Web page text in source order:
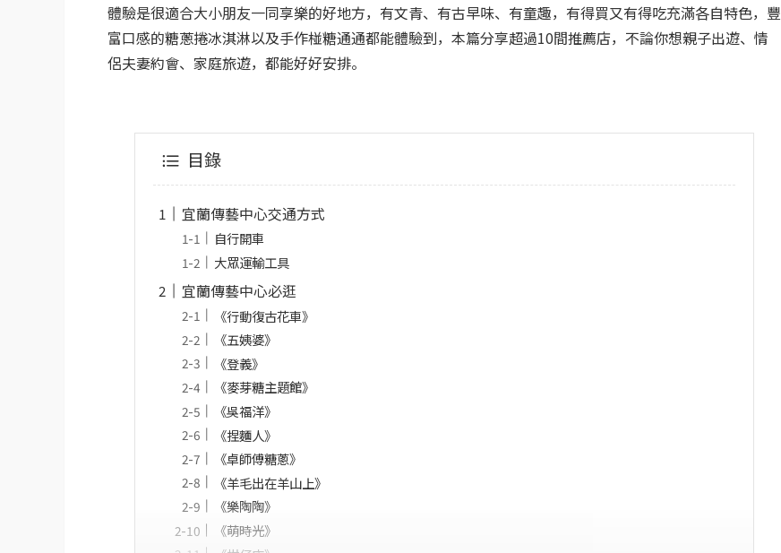
體驗是很適合大小朋友一同享樂的好地方，有文青、有古早味、有童趣，有得買又有得吃充滿各自特色，豐
富口感的糖蔥捲冰淇淋以及手作椪糖通通都能體驗到，本篇分享超過10間推薦店，不論你想親子出遊、情
侶夫妻約會、家庭旅遊，都能好好安排。
目錄
宜蘭傳藝中心交通方式
自行開車
大眾運輸工具
宜蘭傳藝中心必逛
《行動復古花車》
《五姨婆》
《登義》
《麥芽糖主題館》
《吳福洋》
《捏麵人》
《卓師傅糖蔥》
《羊毛出在羊山上》
《樂陶陶》
《萌時光》